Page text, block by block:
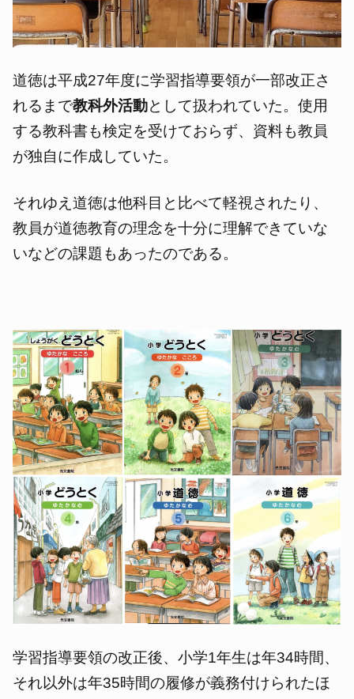
道徳は平成27年度に学習指導要領が一部改正さ
れるまで教科外活動として扱われていた。使用
する教科書も検定を受けておらず、資料も教員
が独自に作成していた。
それゆえ道徳は他科目と比べて軽視されたり、
教員が道徳教育の理念を十分に理解できていな
いなどの課題もあったのである。
学習指導要領の改正後、小学1年生は年34時間、
それ以外は年35時間の履修が義務付けられたほ